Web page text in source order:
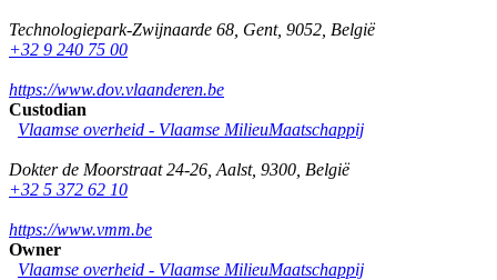
Technologiepark-Zwijnaarde 68 Gent, 9052 België
+32 9 240 75 00
https://www.dov.vlaanderen.be
Custodian
Vlaamse overheid - Vlaamse MilieuMaatschappij
Dokter de Moorstraat 24-26 Aalst, 9300 België
+32 5 372 62 10
https://www.vmm.be
Owner
Vlaamse overheid - Vlaamse MilieuMaatschappij